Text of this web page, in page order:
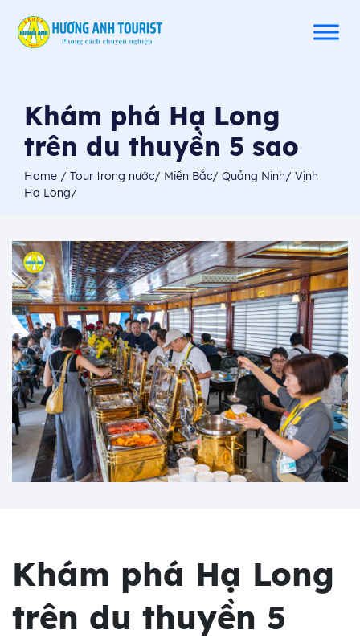
Khám phá Hạ Long
trên du thuyền 5 sao
Home / Tour trong nước/ Miền Bắc/ Quảng Ninh/ Vịnh
Hạ Long/
Khám phá Hạ Long
trên du thuyền 5